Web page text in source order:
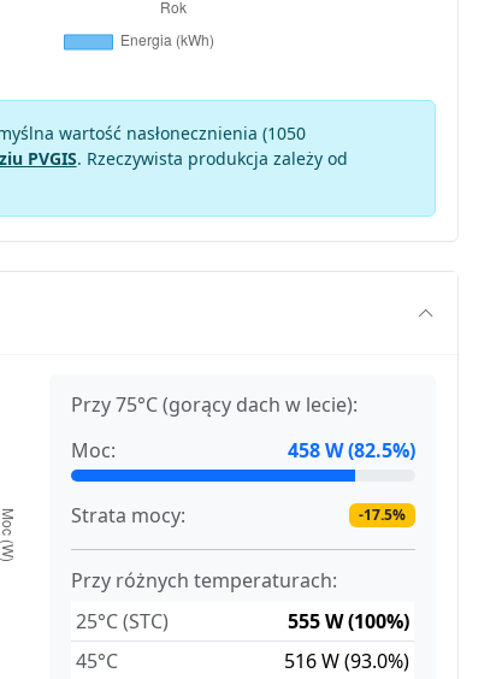
wartość nasłonecznienia (1050
PVGIS. Rzeczywista produkcja zależy od
Przy 75°C (gorący dach w lecie):
Moc:
458 W (82.5%)
Strata mocy: -17.5%
Przy różnych temperaturach:
25°C (STC)
555 W (100%)
45°C
516 W (93.0%)